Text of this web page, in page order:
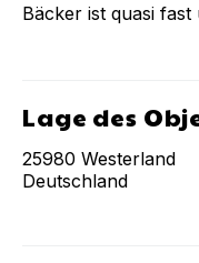
Bäcker ist quasi fast
Lage des
25980 Westerland
Deutschland